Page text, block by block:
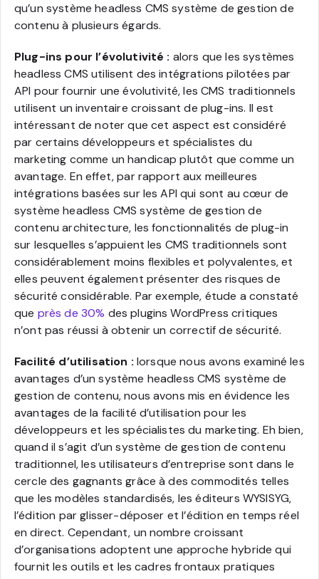
qu’un système headless CMS système de gestion de
contenu à plusieurs égards.
Plug-ins pour l’évolutivité : alors que les systèmes
headless CMS utilisent des intégrations pilotées par
API pour fournir une évolutivité, les CMS traditionnels
utilisent un inventaire croissant de plug-ins. Il est
intéressant de noter que cet aspect est considéré
par certains développeurs et spécialistes du
marketing comme un handicap plutôt que comme un
avantage. En effet, par rapport aux meilleures
intégrations basées sur les API qui sont au cœur de
système headless CMS système de gestion de
contenu architecture, les fonctionnalités de plug-in
sur lesquelles s’appuient les CMS traditionnels sont
considérablement moins flexibles et polyvalentes, et
elles peuvent également présenter des risques de
sécurité considérable. Par exemple, étude a constaté
que près de 30% des plugins WordPress critiques
n’ont pas réussi à obtenir un correctif de sécurité.
Facilité d’utilisation : lorsque nous avons examiné les
avantages d’un système headless CMS système de
gestion de contenu, nous avons mis en évidence les
avantages de la facilité d’utilisation pour les
développeurs et les spécialistes du marketing. Eh bien,
quand il s’agit d’un système de gestion de contenu
traditionnel, les utilisateurs d’entreprise sont dans le
cercle des gagnants grâce à des commodités telles
que les modèles standardisés, les éditeurs WYSISYG,
l’édition par glisser-déposer et l’édition en temps réel
en direct. Cependant, un nombre croissant
d’organisations adoptent une approche hybride qui
fournit les outils et les cadres frontaux pratiques